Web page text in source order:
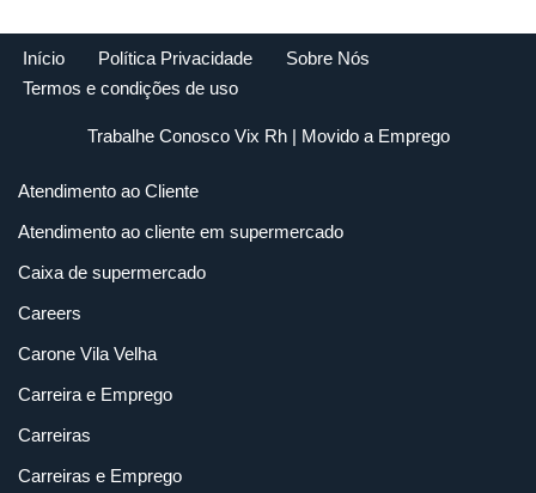
Início Política Privacidade
Sobre Nós
Termos e condições de uso
Trabalhe Conosco Vix Rh| Movido a Emprego
Atendimento ao Cliente
Atendimento ao cliente em supermercado
Caixa de supermercado
Careers
Carone Vila Velha
Carreira e Emprego
Carreiras
Carreiras e Emprego